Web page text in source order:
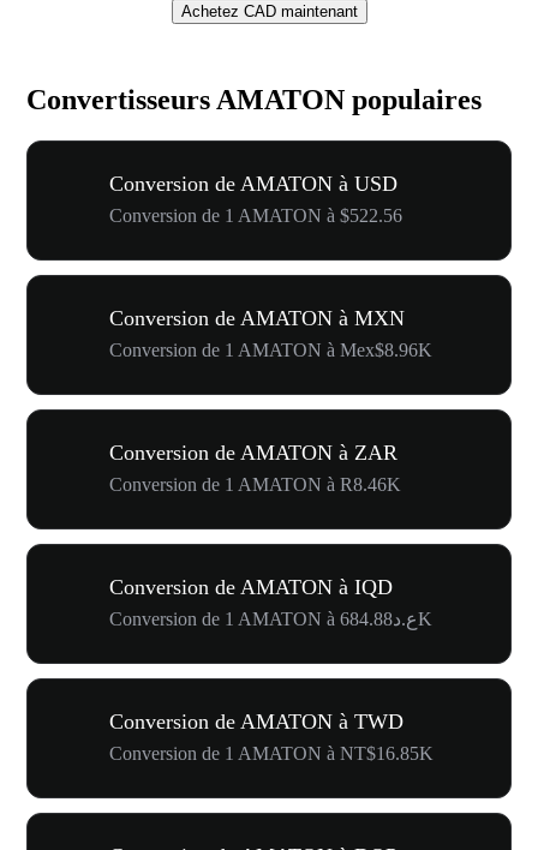
Achetez CAD maintenant
Convertisseurs AMATON populaires
Conversion de AMATON à USD
Conversion de 1 AMATON à $522.56
Conversion de AMATON à MXN
Conversion de 1 AMATON à Mex$8.96K
Conversion de AMATON à ZAR
Conversion de 1 AMATON à R8.46K
Conversion de AMATON à IQD
Conversion de 1 AMATON à ع.د684.88K
Conversion de AMATON à TWD
Conversion de 1 AMATON à NT$16.85K